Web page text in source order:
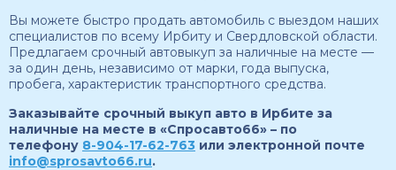
Вы можете быстро продать автомобиль с выездом наших
специалистов по всему Ирбиту и Свердловской области.
Предлагаем срочный автовыкуп за наличные на месте —
за один день, независимо от марки, года выпуска,
пробега, характеристик транспортного средства.
Заказывайте срочный выкуп авто в Ирбите за
наличные на месте в «Спросавто66» – по
телефону 8-904-17-62-763 или электронной почте
info@sprosavto66.ru.